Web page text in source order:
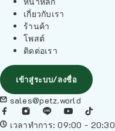
เกี่ยวกับเรา
ร้านค้า
โพสต์
ติดต่อเรา
เข้าสู่ระบบ/ลงชื่อ
sales@petz.world
เวลาทำการ: 09:00 - 20:30